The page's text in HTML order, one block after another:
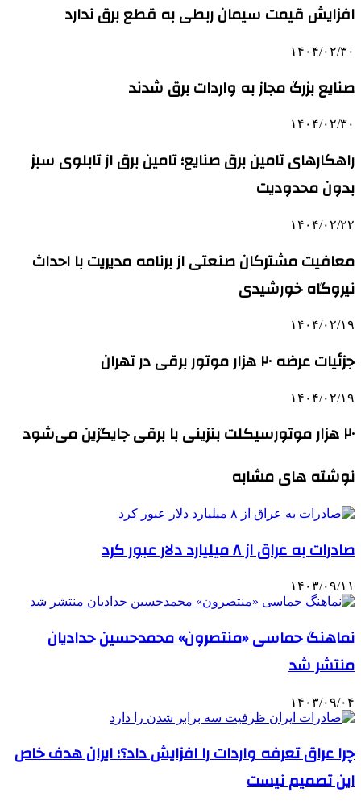
افزایش قیمت سیمان ربطی به قطع برق ندارد
۱۴۰۴/۰۲/۳۰
صنایع بزرگ مجاز به واردات برق شدند
۱۴۰۴/۰۲/۳۰
راهکارهای تامین برق صنایع؛ تامین برق از تابلوی سبز
بدون محدودیت
۱۴۰۴/۰۲/۲۲
معافیت مشترکان صنعتی از برنامه مدیریت با احداث
نیروگاه خورشیدی
۱۴۰۴/۰۲/۱۹
جزئیات عرضه ۲۰ هزار موتور برقی در تهران
۱۴۰۴/۰۲/۱۹
۲۰ هزار موتورسیکلت بنزینی با برقی جایگزین می‌شود
نوشته های مشابه
صادرات به عراق از ۸ میلیارد دلار عبور کرد
۱۴۰۳/۰۹/۱۱
نماهنگ حماسی «منتصرون» محمدحسین حدادیان
منتشر شد
۱۴۰۳/۰۹/۰۴
چرا عراق تعرفه واردات را افزایش داد؟؛ ایران هدف خاص
این تصمیم نیست